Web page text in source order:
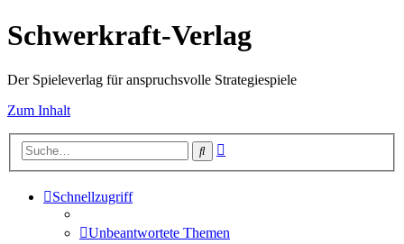
Schwerkraft-Verlag
Der Spieleverlag für anspruchsvolle Strategiespiele
Zum Inhalt
Suche
Schnellzugriff
Unbeantwortete Themen